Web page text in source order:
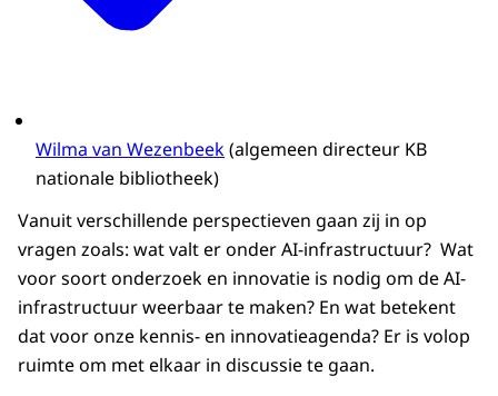
Wilma van Wezenbeek(algemeen directeur KB
nationale bibliotheek)
Vanuit verschillende perspectieven gaan zij in op
vragen zoals: wat valt er onder AI-infrastructuur? Wat
voor soort onderzoek en innovatie is nodig om de AI-
infrastructuur weerbaar te maken? En wat betekent
dat voor onze kennis- en innovatieagenda? Er is volop
ruimte om met elkaar in discussie te gaan.